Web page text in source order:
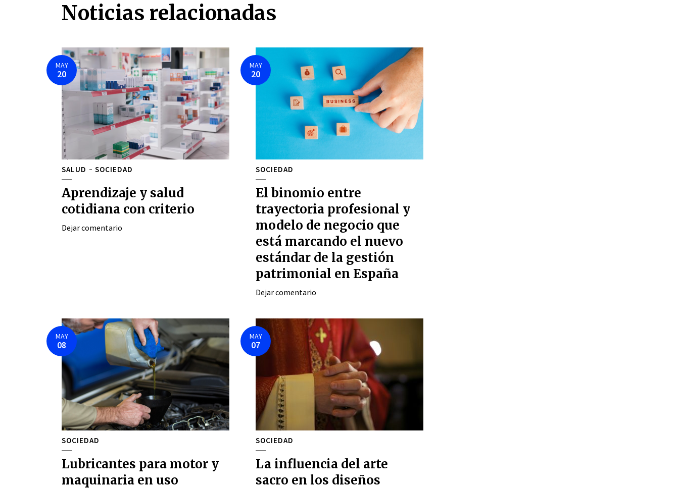
Noticias relacionadas
MAY
20
SALUD SOCIEDAD
Aprendizaje y salud
cotidiana con criterio
Dejar comentario
MAY
20
SOCIEDAD
El binomio entre
trayectoria profesional y
modelo de negocio que
está marcando el nuevo
estándar de la gestión
patrimonial en España
Dejar comentario
MAY
08
SOCIEDAD
Lubricantes para motor y
maquinaria en uso
MAY
07
SOCIEDAD
La influencia del arte
sacro en los diseños